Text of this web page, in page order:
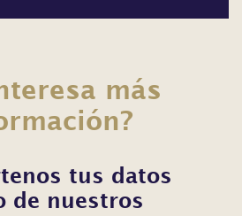
más
tus datos
de nuestros